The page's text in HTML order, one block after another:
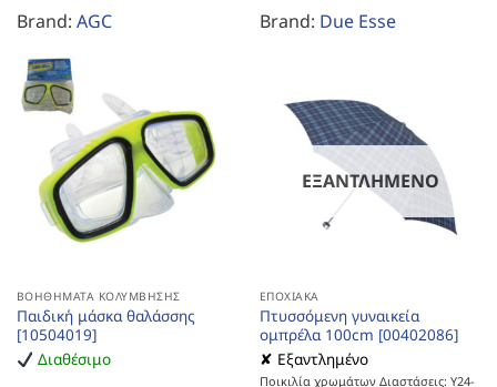
Brand: AGC Brand: Due Esse
ΒΟΗΘΉΜΑΤΑ ΚΟΛΎΜΒΗΣΗΣ
Παιδική μάσκα θαλάσσης
[10504019]
Διαθέσιμο
ΕΞΑΝΤΛΗΜΈΝΟ
ΕΠΟΧΙΑΚΆ
Πτυσσόμενη γυναικεία
ομπρέλα 100cm [00402086]
✘ Εξαντλημένο
Ποικιλία χρωμάτων Διαστάσεις: Υ24-